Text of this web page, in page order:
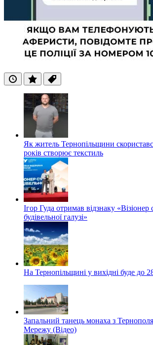
ОстанніПопулярні
Теги
Як житель Тернопільщини
років створює текстиль
Ігор Гуда отримав відзнаку «Візіонер
будівельної галузі»
На Тернопільщині у вихідні буде до
Запальний танець монаха з
Мережу (Відео)